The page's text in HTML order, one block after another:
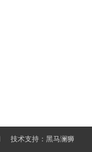
技术支持： 黑马澜狮